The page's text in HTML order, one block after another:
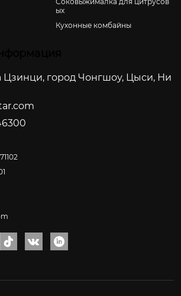
ых
Кухонные комбайны
Цзинци, город Чонгшоу, Цыси, Ни
  